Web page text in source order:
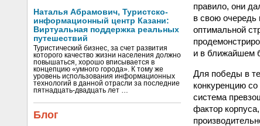
Наталья Абрамович, Туристско-
информационный центр Казани:
Виртуальная поддержка реальных
путешествий
Туристический бизнес, за счет развития
которого качество жизни населения должно
повышаться, хорошо вписывается в
концепцию «умного города». К тому же
уровень использования информационных
технологий в данной отрасли за последние
пятнадцать-двадцать лет …
Блог
правило, они
в свою очередь
оптимальной
и в ближайшем
Для победы в
конкуренцию
система
фактор